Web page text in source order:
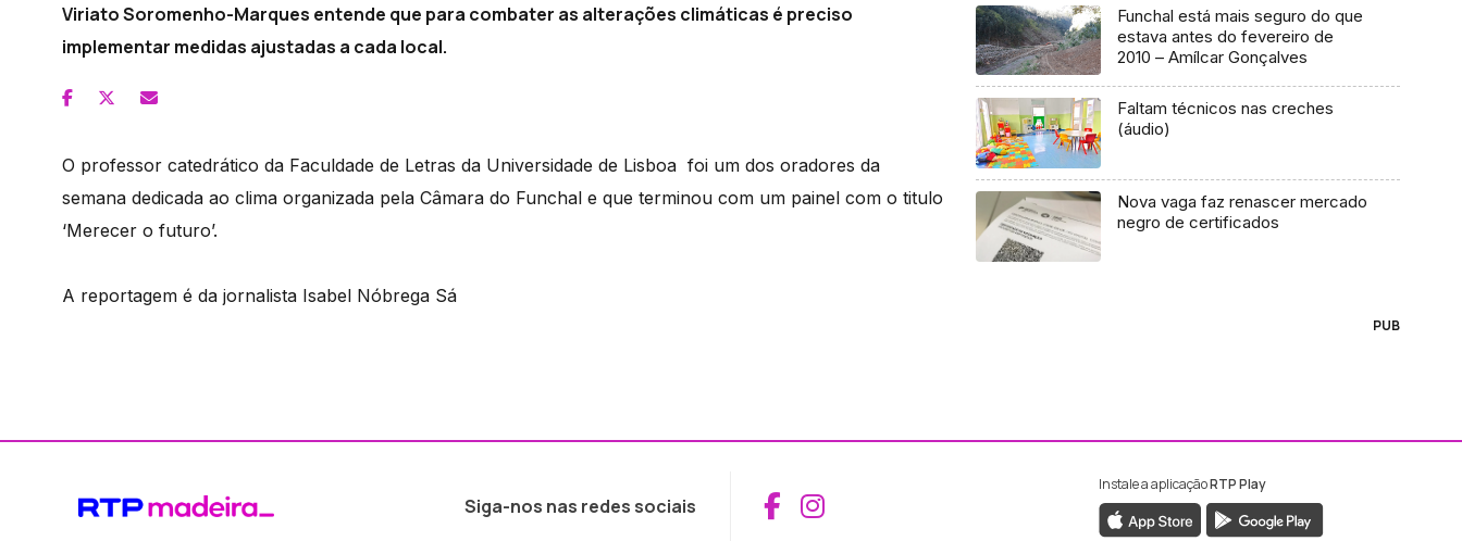
Viriato Soromenho-Marques entende que para combater as alterações climáticas é preciso
implementar medidas ajustadas a cada local.
O professor catedrático da Faculdade de Letras da Universidade de Lisboa foi um dos oradores da
semana dedicada ao clima organizada pela Câmara do Funchal e que terminou com um painel com o titulo
‘Merecer o futuro’.
A reportagem é da jornalista Isabel Nóbrega Sá
Funchal está mais seguro do que
estava antes do fevereiro de
2010 – Amílcar Gonçalves
Faltam técnicos nas creches
(áudio)
Nova vaga faz renascer mercado
negro de certificados
PUB
Siga-nos nas redes sociais Aceder ao Facebook da RTP Madeira
Aceder ao Instagram da RTP Madeira
Instale a aplicaçãoRTP Play